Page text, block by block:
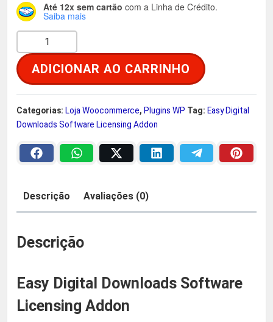
n
l
e
r
a
$
5
é
R
2
9
0
Até 12x sem cartão com a Linha de Crédito.
Saiba mais
o
f
w
a
n
n
g
ADICIONAR AO CARRINHO
Categorias: Loja Woocommerce, Plugins WP Tag: Easy Digital
Downloads Software Licensing Addon
Descrição Avaliações (0)
Descrição
Easy Digital Downloads Software
Licensing Addon